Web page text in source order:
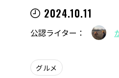
2024.10.11
公認ライター：
グルメ